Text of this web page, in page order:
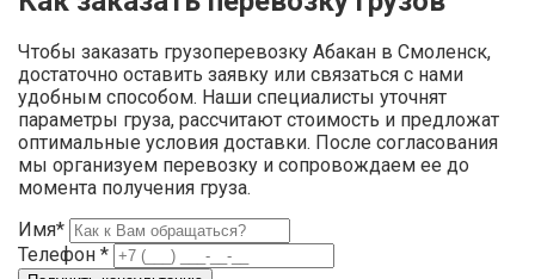
Чтобы заказать грузоперевозку Абакан в Смоленск,
достаточно оставить заявку или связаться с нами
удобным способом. Наши специалисты уточнят
параметры груза, рассчитают стоимость и предложат
оптимальные условия доставки. После согласования
мы организуем перевозку и сопровождаем ее до
момента получения груза.
Имя*
Телефон *